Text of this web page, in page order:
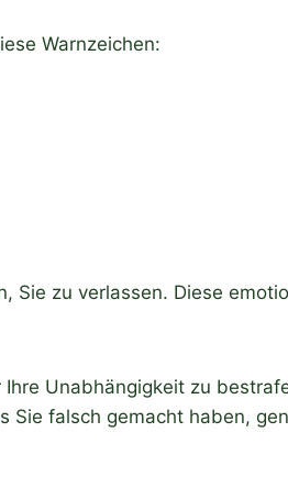
Warnzeichen:
Sie zu verlassen. Diese
Unabhängigkeit zu
Sie falsch gemacht haben,